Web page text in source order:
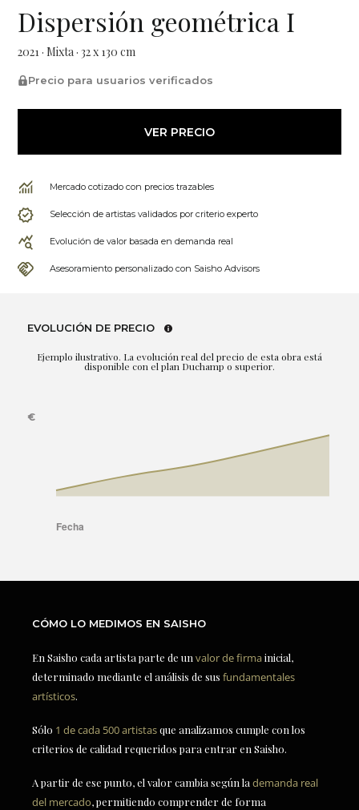
Dispersión geométrica I
2021 · Mixta · 32 x 130 cm
Precio para usuarios verificados
VER PRECIO
Mercado cotizado con precios trazables
Selección de artistas validados por criterio experto
Evolución de valor basada en demanda real
Asesoramiento personalizado con Saisho Advisors
EVOLUCIÓN DE PRECIO
Ejemplo ilustrativo. La evolución real del precio de esta obra está
disponible con el plan Duchamp o superior.
CÓMO LO MEDIMOS EN SAISHO
En Saisho cada artista parte de un valor de firmainicial,
determinado mediante el análisis de sus fundamentales
artísticos.
Sólo 1 de cada 500 artistasque analizamos cumple con los
criterios de calidad requeridos para entrar en Saisho.
A partir de ese punto, el valor cambia según la demanda real
del mercado, permitiendo comprender de forma